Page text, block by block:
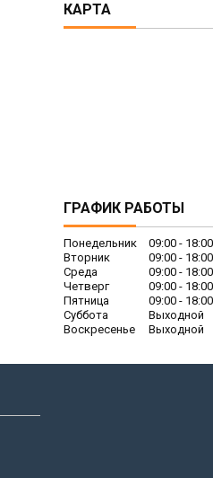
КАРТА
ГРАФИК РАБОТЫ
Понедельник 09:00 18:00
Вторник
09:00 18:00
Среда
09:00 18:00
Четверг
09:00 18:00
Пятница
09:00 18:00
Суббота
Выходной
Воскресенье
Выходной